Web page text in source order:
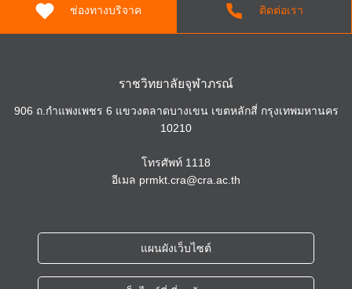
ช่องทางบริจาค ติดต่อเรา
ราชวิทยาลัยจุฬาภรณ์
906 ถ.กำแพงเพชร 6 แขวงตลาดบางเขน เขตหลักสี่ กรุงเทพมหานคร
10210
โทรศัพท์ 1118
อีเมล prmkt.cra@cra.ac.th
แผนผังเว็บไซต์